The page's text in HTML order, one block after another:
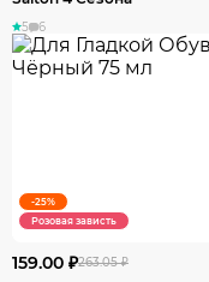
5 6
-25%
Розовая зависть
159.00 ₽263.05 ₽